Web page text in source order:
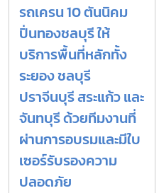
รถเครน 10 ตันนิคม
ปิ่นทองชลบุรี ให้
บริการพื้นที่หลักทั้ง
ระยอง ชลบุรี
ปราจีนบุรี สระแก้ว และ
จันทบุรี ด้วยทีมงานที่
ผ่านการอบรมและมีใบ
เซอร์รับรองความ
ปลอดภัย